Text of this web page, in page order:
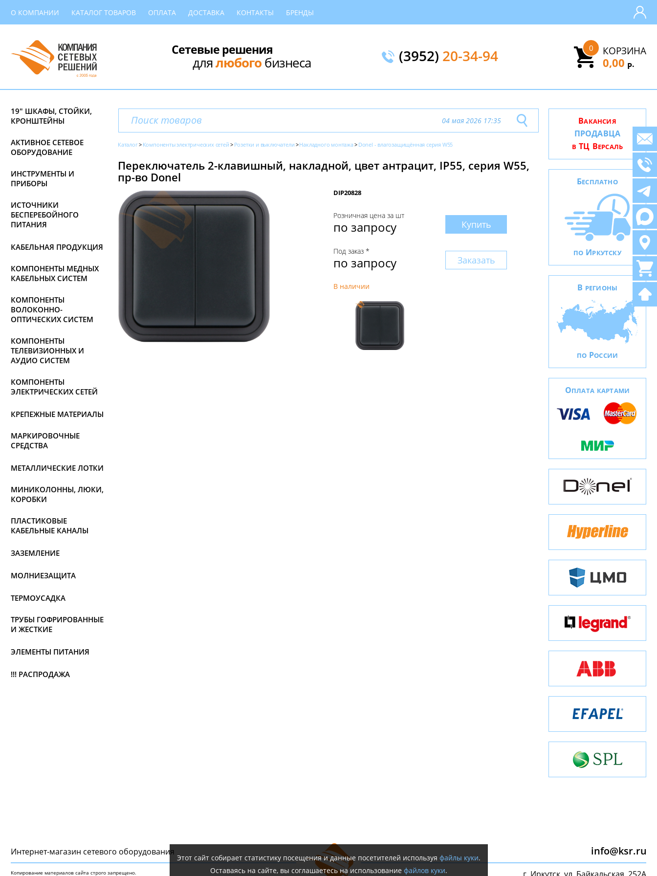
О КОМПАНИИ КАТАЛОГ ТОВАРОВ ОПЛАТА ДОСТАВКА КОНТАКТЫ БРЕНДЫ
Сетевые решения
длялюбогобизнеса (3952) 20-34-94 КОРЗИНА
0
0,00 Р.
19" ШКАФЫ, СТОЙКИ,
КРОНШТЕЙНЫ
АКТИВНОЕ СЕТЕВОЕ
ОБОРУДОВАНИЕ
ИНСТРУМЕНТЫ И
ПРИБОРЫ
ИСТОЧНИКИ
БЕСПЕРЕБОЙНОГО
ПИТАНИЯ
КАБЕЛЬНАЯ ПРОДУКЦИЯ
КОМПОНЕНТЫ МЕДНЫХ
КАБЕЛЬНЫХ СИСТЕМ
КОМПОНЕНТЫ
ВОЛОКОННО-
ОПТИЧЕСКИХ СИСТЕМ
КОМПОНЕНТЫ
ТЕЛЕВИЗИОННЫХ И
АУДИО СИСТЕМ
КОМПОНЕНТЫ
ЭЛЕКТРИЧЕСКИХ СЕТЕЙ
КРЕПЕЖНЫЕ МАТЕРИАЛЫ
МАРКИРОВОЧНЫЕ
СРЕДСТВА
МЕТАЛЛИЧЕСКИЕ ЛОТКИ
МИНИКОЛОННЫ, ЛЮКИ,
КОРОБКИ
ПЛАСТИКОВЫЕ
КАБЕЛЬНЫЕ КАНАЛЫ
ЗАЗЕМЛЕНИЕ
МОЛНИЕЗАЩИТА
ТЕРМОУСАДКА
ТРУБЫ ГОФРИРОВАННЫЕ
И ЖЕСТКИЕ
ЭЛЕМЕНТЫ ПИТАНИЯ
!!! РАСПРОДАЖА
04 мая 2026 17:35
Каталог Компоненты электрических сетей Розетки и выключатели Накладного монтажа Donel - влагозащищённая серия W55
Переключатель 2-клавишный, накладной, цвет антрацит, IP55, серия W55,
пр-во Donel
DIP20828
Розничная цена за шт
по запросу Купить
Под заказ *
по запросу Заказать
В наличии
ВАКАНСИЯ
ПРОДАВЦА
В ТЦ ВЕРСАЛЬ
БЕСПЛАТНО
ПО ИРКУТСКУ
В РЕГИОНЫ
ПО РОССИИ
ОПЛАТА КАРТАМИ
Интернет-магазин сетeвого оборудования
Копирование материалов сайта строго запрещено.
info@ksr.ru
Этот сайт собирает статистику посещения и данные посетителей используя файлы куки.
Оставаясь на сайте, вы соглашаетесь на использование файлов куки.